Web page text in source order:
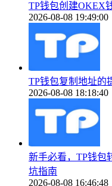
TP钱包创建OKEX
2026-08-08 19:49:00
TP钱包复制地址的
2026-08-08 18:18:40
新手必看，TP钱包
坑指南
2026-08-08 16:46:48